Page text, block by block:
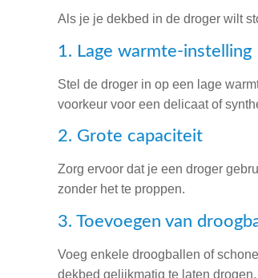
Als je je dekbed in de droger wilt
1. Lage warmte-instelling
Stel de droger in op een lage
voorkeur voor een delicaat of
2. Grote capaciteit
Zorg ervoor dat je een droger
zonder het te proppen.
3. Toevoegen van
Voeg enkele droogballen of
dekbed gelijkmatig te laten drogen.